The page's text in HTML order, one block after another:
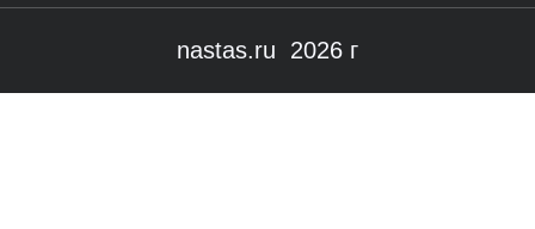
nastas.ru 2026 г